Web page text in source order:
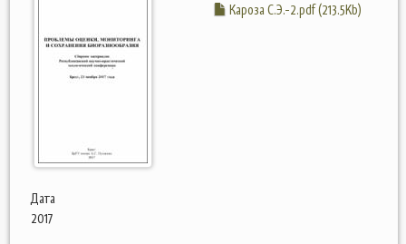
Кароза С.Э.-2.pdf (213.5Kb)
Дата
2017